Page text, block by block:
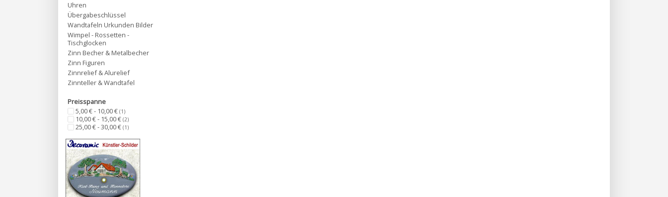
Uhren
Übergabeschlüssel
Wandtafeln Urkunden Bilder
Wimpel - Rossetten -
Tischglocken
Zinn Becher & Metalbecher
Zinn Figuren
Zinnrelief & Alurelief
Zinnteller & Wandtafel
Preisspanne
5,00 € - 10,00 € (1)
10,00 € - 15,00 € (2)
25,00 € - 30,00 € (1)